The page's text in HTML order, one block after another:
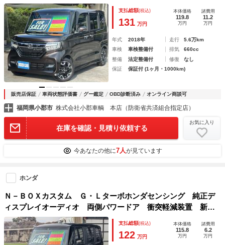
キ レーン逸脱警報 Ｂｌｕｅｔｏｏｔｈ フルセグＴＶ バ
ックカメラ パドルシフト ＥＴＣ クルーズコントロール
ＬＥＤヘッドライト オートハイビーム ＤＶＤ再生 ステリ
モ
支払総額(税込)
131 万円
本体価格
119.8
万円
諸費用
11.2
万円
年式 2018年 走行
5.6万km
車検
車検整備付 排気
660cc
整備
法定整備付 修復
なし
保証
保証付 (1ヶ月・1000km)
販売店保証 車両状態評価書 グー鑑定 OBD診断済み オンライン商談可
福岡県小郡市 株式会社小郡車輌 本店（防衛省共済組合指定店）
在庫を確認・見積り依頼する
お気に入り
今あなたの他に7人が見ています
ホンダ
Ｎ－ＢＯＸカスタム Ｇ・Ｌターボホンダセンシング 純正デ
ィスプレイオーディオ 両側パワードア 衝突軽減装置 新車
保証書 Ｂｌｕｅｔｏｏｔｈ バックカメラ ＥＴＣ クルコ
ン パドルシフト ＴＶ ＨＤＭＩ接続 ハーフレザーシー
ト ステリモ 純正１５ＡＷ 革巻ハンドル ＬＥＤライト
支払総額(税込)
122 万円
本体価格
115.8
万円
諸費用
6.2
万円